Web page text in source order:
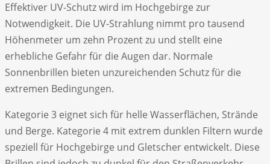
Effektiver UV-Schutz wird im Hochgebirge zur
Notwendigkeit. Die UV-Strahlung nimmt pro tausend
Höhenmeter um zehn Prozent zu und stellt eine
erhebliche Gefahr für die Augen dar. Normale
Sonnenbrillen bieten unzureichenden Schutz für die
extremen Bedingungen.
Kategorie 3 eignet sich für helle Wasserflächen, Strände
und Berge. Kategorie 4 mit extrem dunklen Filtern wurde
speziell für Hochgebirge und Gletscher entwickelt. Diese